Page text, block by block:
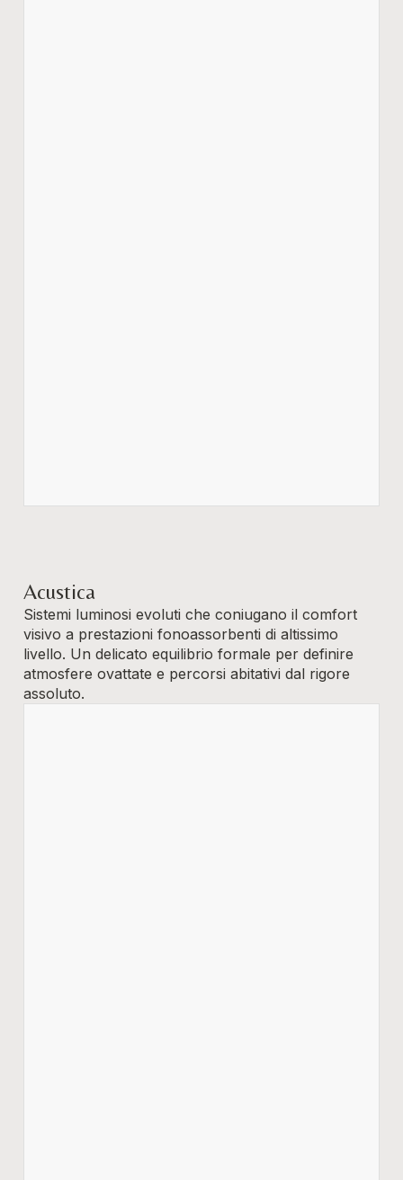
Acustica
Sistemi luminosi evoluti che coniugano il comfort
visivo a prestazioni fonoassorbenti di altissimo
livello. Un delicato equilibrio formale per definire
atmosfere ovattate e percorsi abitativi dal rigore
assoluto.